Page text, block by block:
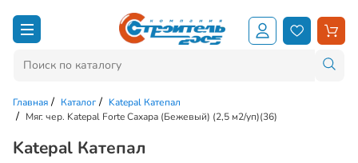
Главная Каталог
Katepal Катепал
Мяг. чер. Katepal Forte Сахара (Бежевый) (2,5 м2/уп)(36)
Katepal Катепал